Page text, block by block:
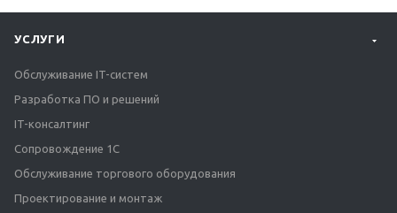
УСЛУГИ
Обслуживание IT-систем
Разработка ПО и решений
IT-консалтинг
Сопровождение 1С
Обслуживание торгового оборудования
Проектирование и монтаж